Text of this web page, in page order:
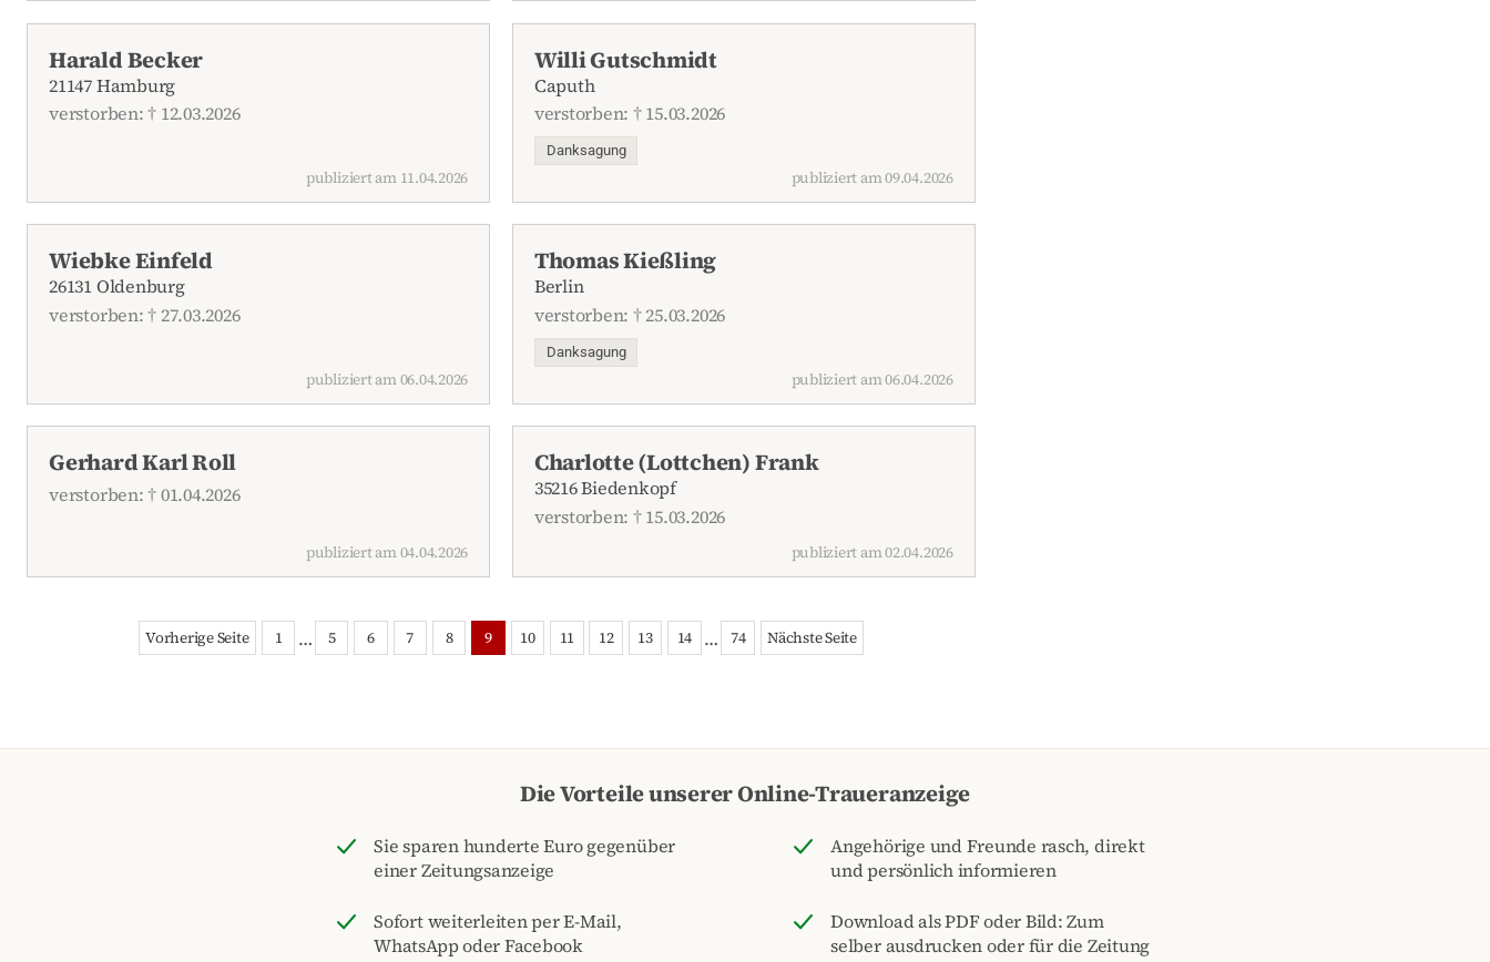
Harald Becker
21147 Hamburg
verstorben: † 12.03.2026
publiziert am 11.04.2026
Willi Gutschmidt
Caputh
verstorben: † 15.03.2026
Danksagung
publiziert am 09.04.2026
Wiebke Einfeld
26131 Oldenburg
verstorben: † 27.03.2026
publiziert am 06.04.2026
Thomas Kießling
Berlin
verstorben: † 25.03.2026
Danksagung
publiziert am 06.04.2026
Gerhard Karl Roll
verstorben: † 01.04.2026
publiziert am 04.04.2026
Charlotte (Lottchen) Frank
35216 Biedenkopf
verstorben: † 15.03.2026
publiziert am 02.04.2026
Vorherige Seite 1 … 5 6 7 8 9 10 11 12 13 14 … 74 Nächste Seite
Die Vorteile unserer Online-Traueranzeige
Sie sparen hunderte Euro gegenüber
einer Zeitungsanzeige
Angehörige und Freunde rasch, direkt
und persönlich informieren
Sofort weiterleiten per E-Mail,
WhatsApp oder Facebook
Download als PDF oder Bild: Zum
selber ausdrucken oder für die Zeitung